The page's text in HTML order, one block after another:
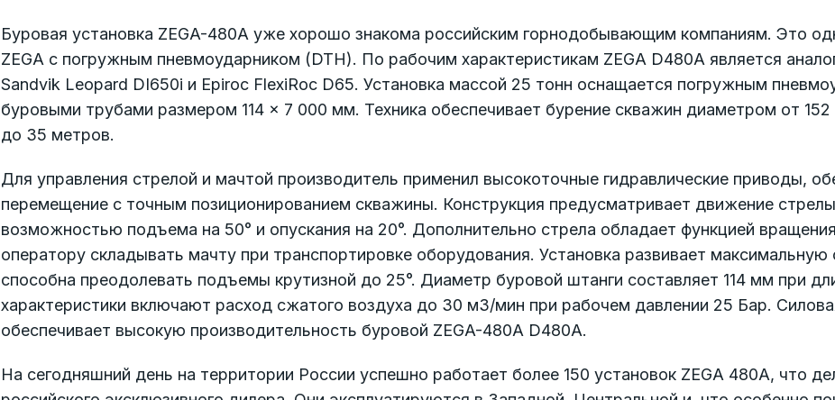
Буровая установка ZEGA-480A уже хорошо знакома российским горнодобывающим компаниям. Это
ZEGA с погружным пневмоударником (DTH). По рабочим характеристикам ZEGA D480A является
Sandvik Leopard DI650i и Epiroc FlexiRoc D65. Установка массой 25 тонн оснащается погружным
буровыми трубами размером 114 × 7 000 мм. Техника обеспечивает бурение скважин диаметром от
до 35 метров.
Для управления стрелой и мачтой производитель применил высокоточные гидравлические приводы,
перемещение с точным позиционированием скважины. Конструкция предусматривает движение
возможностью подъема на 50° и опускания на 20°. Дополнительно стрела обладает функцией
оператору складывать мачту при транспортировке оборудования. Установка развивает
способна преодолевать подъемы крутизной до 25°. Диаметр буровой штанги составляет 114 мм при
характеристики включают расход сжатого воздуха до 30 м3/мин при рабочем давлении 25 Бар.
обеспечивает высокую производительность буровой ZEGA-480A D480A.
На сегодняшний день на территории России успешно работает более 150 установок ZEGA 480A, что